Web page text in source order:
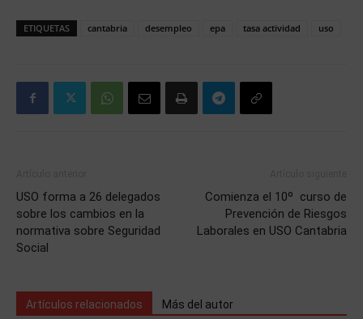
ETIQUETAS cantabria desempleo epa tasa actividad uso
USO forma a 26 delegados
sobre los cambios en la
normativa sobre Seguridad
Social
Comienza el 10º curso de
Prevención de Riesgos
Laborales en USO Cantabria
Artículos relacionados Más del autor